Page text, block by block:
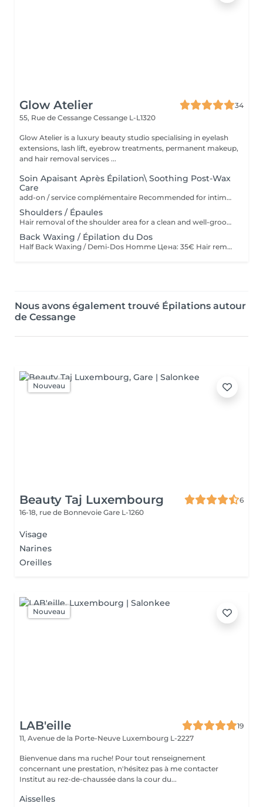
Glow Atelier
34
55, Rue de Cessange Cessange L-L1320
Glow Atelier is a luxury beauty studio specialising in eyelash
extensions, lash lift, eyebrow treatments, permanent makeup,
and hair removal services ...
Soin Apaisant Après Épilation\ Soothing Post-Wax
Care
add-on / service complémentaire Recommended for intimate areas, underarms and sensitive skin. * Recommandé pour le maillot, les aisselles et les peaux sensibles. Service complémentaire à ajouter après une épilation à la cire. Idéal pour les peaux sensibles ou sujettes aux rougeurs. Application d'un masque apaisant et d'une poudre anti-stress pour calmer la peau, réduire l'inconfort et laisser la peau douce et protégée Add-on service after waxing. Ideal for sensitive skin or skin prone to redness and irritation. Includes the application of a soothing mask and anti-stress powder to calm the skin, reduce discomfort, and leave it soft and protected.
Shoulders / Épaules
Hair removal of the shoulder area for a clean and well-groomed appearance. Épilation des épaules pour un résultat propre et soigné.
Back Waxing / Épilation du Dos
Half Back Waxing / Demi-Dos Homme Цена: 35€ Hair removal of the upper or lower back for a clean and well-groomed appearance. Épilation du haut ou du bas du dos pour un résultat propre et soigné. Full Back Waxing / Dos Complet Homme Цена: 58€ Hair removal of the entire back, including upper and lower back, for smooth and long-lasting results. Épilation complète du dos, incluant le haut et le bas du dos, pour un résultat lisse et durable.
Nous avons également trouvé Épilations autour
de Cessange
Nouveau
Beauty Taj Luxembourg
6
16-18, rue de Bonnevoie Gare L-1260
Visage
Narines
Oreilles
Nouveau
LAB'eille
19
11, Avenue de la Porte-Neuve Luxembourg L-2227
Bienvenue dans ma ruche! Pour tout renseignement
concernant une prestation, n'hésitez pas à me contacter
Institut au rez-de-chaussée dans la cour du...
Aisselles